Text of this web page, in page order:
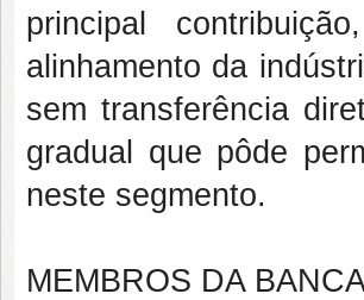
principal
alinhamento da
sem transferência
gradual que pôde
neste segmento.
MEMBROS DA